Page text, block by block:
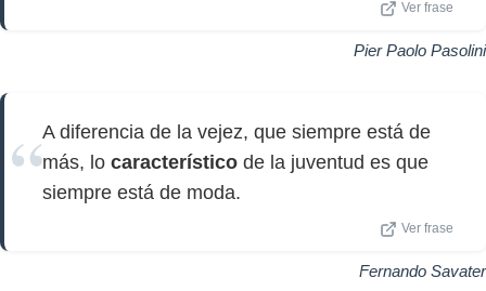
Ver frase
Pier Paolo Pasolini
A diferencia de la vejez, que siempre está de
más, lo característico de la juventud es que
siempre está de moda.
Ver frase
Fernando Savater